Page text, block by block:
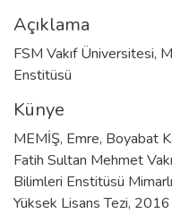
Açıklama
FSM Vakıf Üniversitesi,
Enstitüsü
Künye
MEMİŞ, Emre, Boyabat
Fatih Sultan Mehmet
Bilimleri Enstitüsü
Yüksek Lisans Tezi, 2016